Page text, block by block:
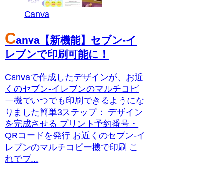
Canva
Canva【新機能】セブン‐イ
レブンで印刷可能に！
Canvaで作成したデザインが、お近
くのセブン‐イレブンのマルチコピ
ー機でいつでも印刷できるようにな
りました簡単3ステップ： デザイン
を完成させる プリント予約番号・
QRコードを発行 お近くのセブン‐イ
レブンのマルチコピー機で印刷 こ
れでプ...